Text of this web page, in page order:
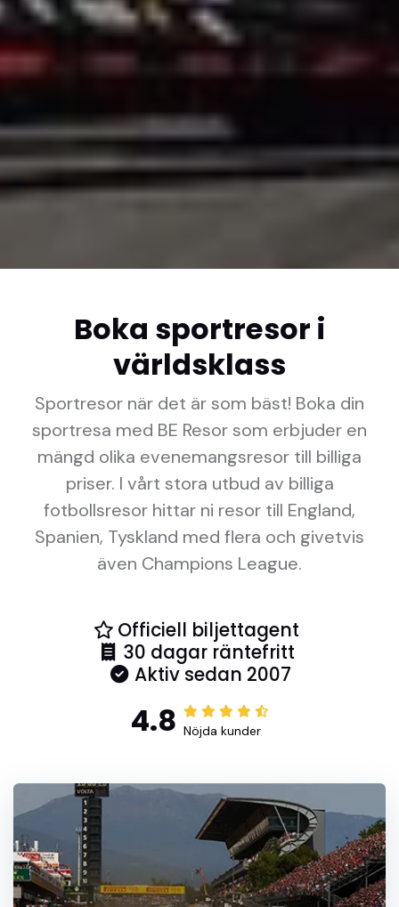
Boka sportresor i
världsklass
Sportresor när det är som bäst! Boka din
sportresa med BE Resor som erbjuder en
mängd olika evenemangsresor till billiga
priser. I vårt stora utbud av billiga
fotbollsresor hittar ni resor till England,
Spanien, Tyskland med flera och givetvis
även Champions League.
Officiell biljettagent
30 dagar räntefritt
Aktiv sedan 2007
4.8 Nöjda kunder